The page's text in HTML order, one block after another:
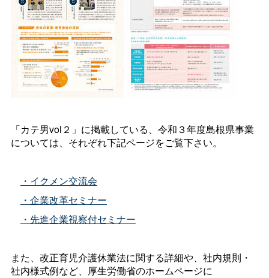
「カテ男vol２」に掲載している、令和３年度島根県事業
については、それぞれ下記ページをご覧下さい。
・イクメン交流会
・企業改革セミナー
・先進企業視察付セミナー
また、改正育児介護休業法に関する詳細や、社内規則・
社内様式例など、厚生労働省のホームページに